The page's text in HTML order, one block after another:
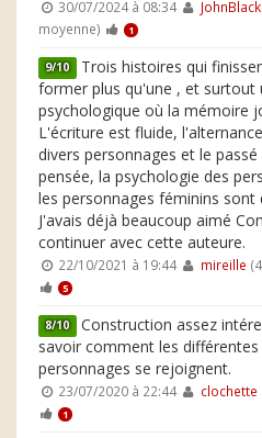
30/07/2024 à 08:34
moyenne)
1
9/10 Trois histoires qui
former plus qu'une , et surtout
psychologique où la mémoire
L'écriture est fluide,
divers personnages et le
pensée, la psychologie des
les personnages féminins sont
J'avais déjà beaucoup aimé
continuer avec cette auteure.
22/10/2021 à 19:44 mireille
5
8/10 Construction assez
savoir comment les
personnages se rejoignent.
23/07/2020 à 22:44 clochette
1